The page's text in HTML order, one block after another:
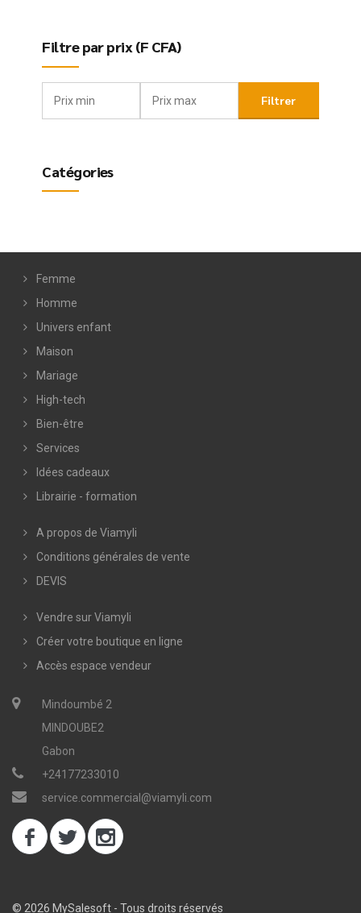
Filtre par prix (F CFA)
Filtrer
Catégories
Femme
Homme
Univers enfant
Maison
Mariage
High-tech
Bien-être
Services
Idées cadeaux
Librairie - formation
A propos de Viamyli
Conditions générales de vente
DEVIS
Vendre sur Viamyli
Créer votre boutique en ligne
Accès espace vendeur
Mindoumbé 2
MINDOUBE2
Gabon
+24177233010
service.commercial@viamyli.com
© 2026 MySalesoft - Tous droits réservés